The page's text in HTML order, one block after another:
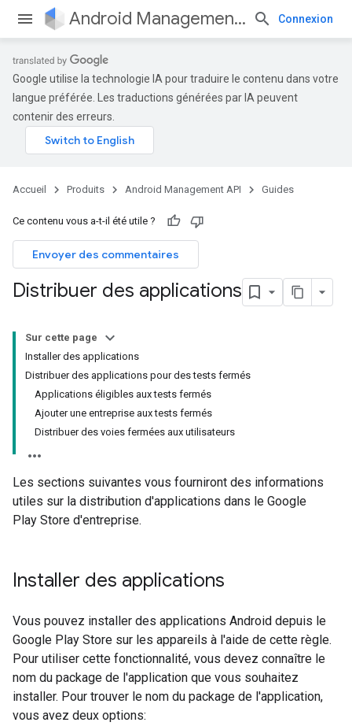
Android Management API Connexion
Google utilise la technologie IA pour traduire le contenu dans votre
langue préférée. Les traductions générées par IA peuvent
contenir des erreurs.
Accueil Produits Android Management API Guides
Ce contenu vous a-t-il été utile ?
Envoyer des commentaires
Distribuer des applications
Sur cette page
Installer des applications
Distribuer des applications pour des tests fermés
Applications éligibles aux tests fermés
Ajouter une entreprise aux tests fermés
Distribuer des voies fermées aux utilisateurs
Les sections suivantes vous fourniront des informations
utiles sur la distribution d'applications dans le Google
Play Store d'entreprise.
Installer des applications
Vous pouvez installer des applications Android depuis le
Google Play Store sur les appareils à l'aide de cette règle.
Pour utiliser cette fonctionnalité, vous devez connaître le
nom du package de l'application que vous souhaitez
installer. Pour trouver le nom du package de l'application,
vous avez deux options: